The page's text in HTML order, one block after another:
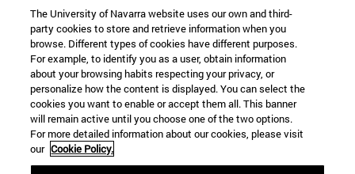
The University of Navarra website uses our own and third-
party cookies to store and retrieve information when you
browse. Different types of cookies have different purposes.
For example, to identify you as a user, obtain information
about your browsing habits respecting your privacy, or
personalize how the content is displayed. You can select the
cookies you want to enable or accept them all. This banner
will remain active until you choose one of the two options.
For more detailed information about our cookies, please visit
our Cookie Policy.